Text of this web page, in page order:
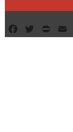
Facebook
Twitter